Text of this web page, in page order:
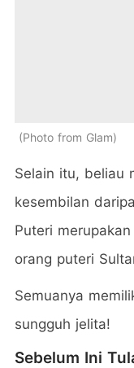
Photo from Glam
Selain itu, beliau
kesembilan
Puteri
orang puteri
Semuanya
sungguh jelita!
Sebelum Ini